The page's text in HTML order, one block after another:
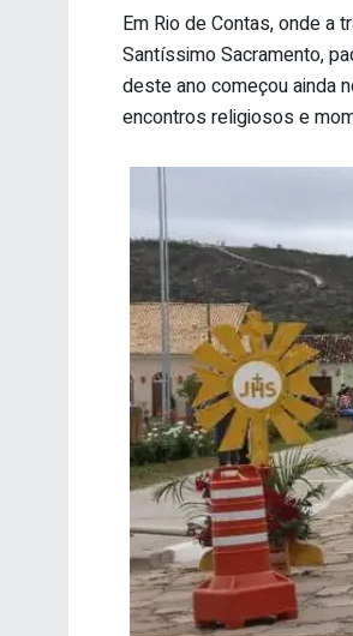
Em Rio de Contas, onde a
Santíssimo Sacramento,
deste ano começou ainda
encontros religiosos e